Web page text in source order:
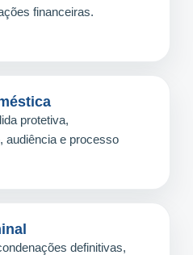
financeiras.
protetiva,
audiência e processo
definitivas,